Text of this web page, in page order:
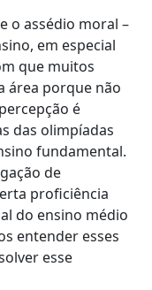
o assédio moral –
em especial
que muitos
área porque não
é
das olimpíadas
fundamental.
de
proficiência
do ensino médio
entender esses
esse